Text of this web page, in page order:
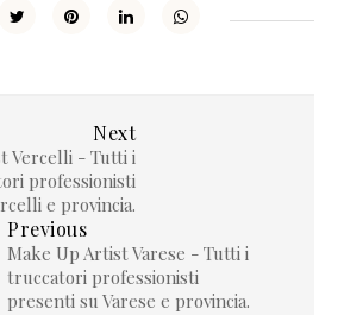
Next
Vercelli - Tutti i
professionisti
e provincia.
Previous
Make Up Artist Varese - Tutti i
truccatori professionisti
presenti su Varese e provincia.